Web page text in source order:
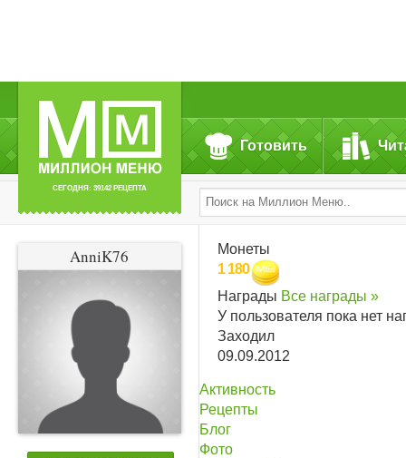
СЕГОДНЯ: 39142 РЕЦЕПТА
Готовить
AnniK76
Монеты
1 180
Награды Все награды »
У пользователя пока нет
Заходил
09.09.2012
Активность
Рецепты
Блог
Фото